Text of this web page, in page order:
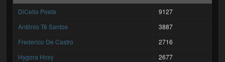
DiCello Poeta
9127
António Tê Santos
3887
Frederico De Castro
2716
Hygora Hoxy
2677